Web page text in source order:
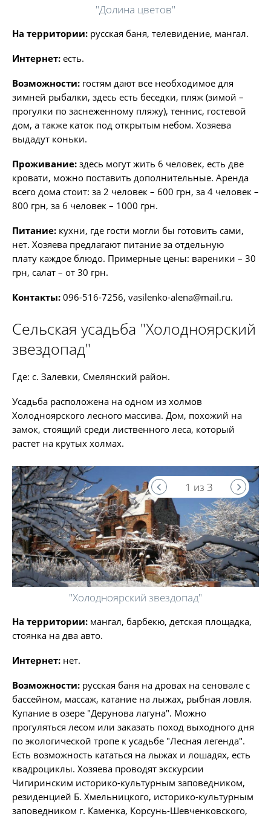
"Долина цветов"
На территории: русская баня, телевидение, мангал.
Интернет: есть.
Возможности: гостям дают все необходимое для
зимней рыбалки, здесь есть беседки, пляж (зимой –
прогулки по заснеженному пляжу), теннис, гостевой
дом, а также каток под открытым небом. Хозяева
выдадут коньки.
Проживание: здесь могут жить 6 человек, есть две
кровати, можно поставить дополнительные. Аренда
всего дома стоит: за 2 человек – 600 грн, за 4 человек –
800 грн, за 6 человек – 1000 грн.
Питание: кухни, где гости могли бы готовить сами,
нет. Хозяева предлагают питание за отдельную
плату каждое блюдо. Примерные цены: вареники – 30
грн, салат – от 30 грн.
Контакты: 096-516-7256, vasilenko-alena@mail.ru.
Сельская усадьба "Холодноярский
звездопад"
Где: с. Залевки, Смелянский район.
Усадьба расположена на одном из холмов
Холодноярского лесного массива. Дом, похожий на
замок, стоящий среди лиственного леса, который
растет на крутых холмах.
"Холодноярский звездопад"
1 из 3
На территории: мангал, барбекю, детская площадка,
стоянка на два авто.
Интернет: нет.
Возможности: русская баня на дровах на сеновале с
бассейном, массаж, катание на лыжах, рыбная ловля.
Купание в озере "Дерунова лагуна". Можно
прогуляться лесом или заказать поход выходного дня
по экологической тропе к усадьбе "Лесная легенда".
Есть возможность кататься на лыжах и лошадях, есть
квадроциклы. Хозяева проводят экскурсии
Чигиринским историко-культурным заповедником,
резиденцией Б. Хмельницкого, историко-культурным
заповедником г. Каменка, Корсунь-Шевченковского,